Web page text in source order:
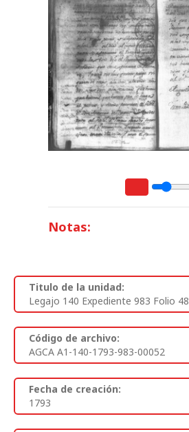
Notas:
Titulo de la unidad:
Legajo 140 Expediente 983 Folio 48
Código de archivo:
AGCA A1-140-1793-983-00052
Fecha de creación:
1793